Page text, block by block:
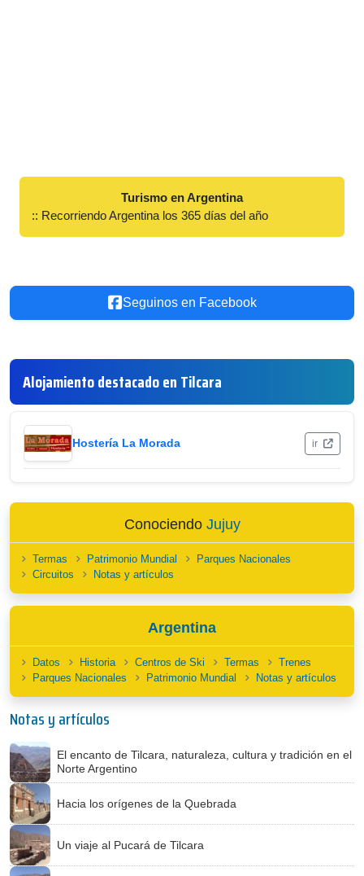
Turismo en Argentina
:: Recorriendo Argentina los 365 días del año
Seguinos en Facebook
Alojamiento destacado en Tilcara
Hostería La Morada ir
Conociendo Jujuy
Termas Patrimonio Mundial
Parques Nacionales
Circuitos
Notas y artículos
Argentina
Datos Historia Centros de Ski Termas
Trenes
Parques Nacionales
Patrimonio Mundial Notas y artículos
Notas y artículos
El encanto de Tilcara, naturaleza, cultura y tradición en el
Norte Argentino
Hacia los orígenes de la Quebrada
Un viaje al Pucará de Tilcara